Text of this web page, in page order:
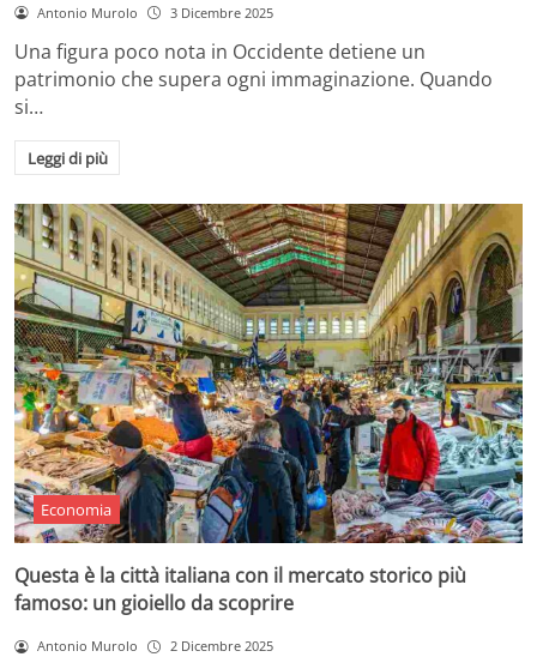
Antonio Murolo 3 Dicembre 2025
Una figura poco nota in Occidente detiene un
patrimonio che supera ogni immaginazione. Quando
si…
Leggi di più
Economia
Questa è la città italiana con il mercato storico più
famoso: un gioiello da scoprire
Antonio Murolo 2 Dicembre 2025